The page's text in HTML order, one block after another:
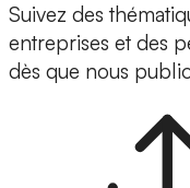
Suivez des
entreprises et des
dès que nous